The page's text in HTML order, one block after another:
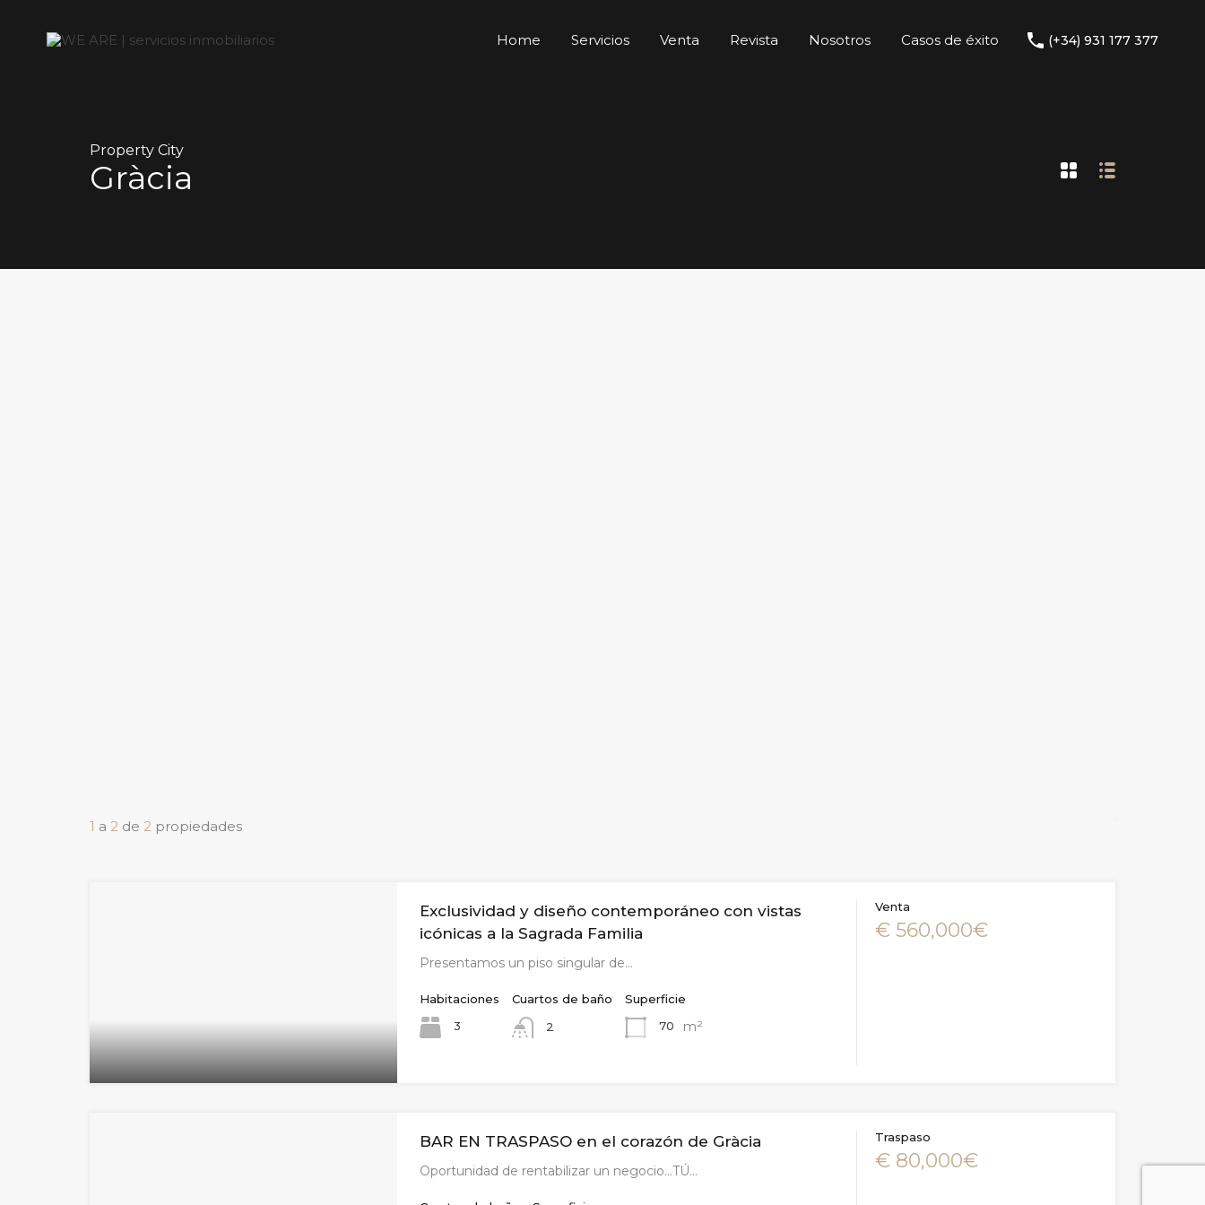
Home Servicios Venta Revista Nosotros Casos de éxito (+34) 931 177 377
Property City
Gràcia
1 a 2 de 2 propiedades
Exclusividad y diseño contemporáneo con vistas
icónicas a la Sagrada Familia
Presentamos un piso singular de…
Habitaciones
3
Cuartos de baño
2
Superficie
70
m²
Venta
€ 560,000€
BAR EN TRASPASO en el corazón de Gràcia
Oportunidad de rentabilizar un negocio…TÚ…
Traspaso
€ 80,000€